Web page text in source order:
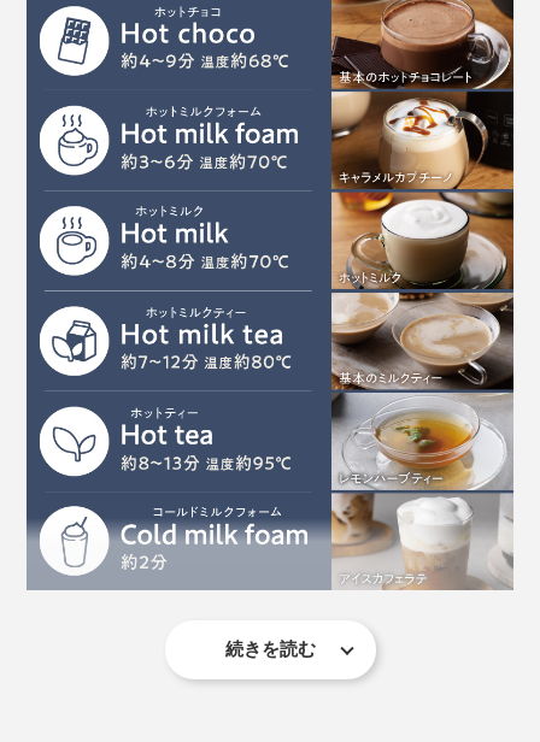
商品設計の過程で、テイスティングを重ねた末、チョコ
レートの香りがもっとも芳醇に香る温度を突き止め、
68℃に温度設定。材料を入れてボタンを押すだけで、
ふきこぼれることなく、温め過ぎによる膜も張らず、な
めらかにできあがる設計に。
水で作ればコーヒー感覚、ミルクで作れば濃厚かつクリ
ーミー。ハイカカオのチョコレートで作る「ホットチョ
コレート」は、甘ったるさがなく、カロリーも控えめで
使い方は、とってもシンプル。
続きを読む